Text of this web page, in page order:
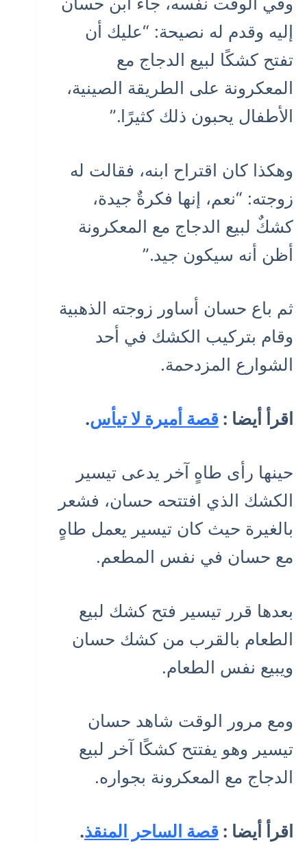
إليه وقدم له نصيحة: “عليك أن
تفتح كشكًا لبيع الدجاج مع
المعكرونة على الطريقة الصينية،
الأطفال يحبون ذلك كثيرًا.”
وهكذا كان اقتراح ابنه، فقالت له
زوجته: “نعم، إنها فكرةٌ جيدة،
كشكٌ لبيع الدجاج مع المعكرونة
أظن أنه سيكون جيد.”
ثم باع حسان أساور زوجته الذهبية
وقام بتركيب الكشك في أحد
الشوارع المزدحمة.
اقرأ أيضا : قصة أميرة لا تيأس.
حينها رأى طاهٍ آخر يدعى تيسير
الكشك الذي افتتحه حسان، فشعر
بالغيرة حيث كان تيسير يعمل طاهٍ
مع حسان في نفس المطعم.
بعدها قرر تيسير فتح كشك لبيع
الطعام بالقرب من كشك حسان
ويبيع نفس الطعام.
ومع مرور الوقت شاهد حسان
تيسير وهو يفتتح كشكًا آخر لبيع
الدجاج مع المعكرونة بجواره.
اقرأ أيضا : قصة الساحر المنقذ.